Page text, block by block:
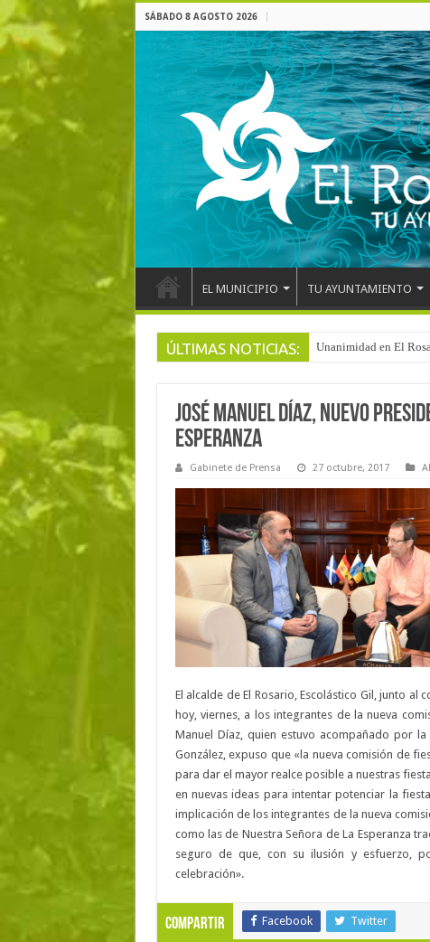
SÁBADO 8 AGOSTO 2026
EL MUNICIPIO TU AYUNTAMIENTO
ÚLTIMAS NOTICIAS: Arranca la reforma del
José Manuel Díaz, nuevo
Esperanza
Gabinete de Prensa 27 octubre, 2017
El alcalde de El Rosario, Escolástico Gil, junto al
hoy, viernes, a los integrantes de la nueva
Manuel Díaz, quien estuvo acompañado por
González, expuso que «la nueva comisión de
para dar el mayor realce posible a nuestras
en nuevas ideas para intentar potenciar la
implicación de los integrantes de la nueva
como las de Nuestra Señora de La Esperanza
seguro de que, con su ilusión y esfuerzo,
celebración».
Compartir Facebook Twitter